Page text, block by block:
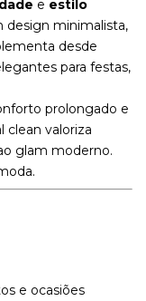
e estilo
design minimalista,
desde
para festas,
prolongado e
clean valoriza
glam moderno.
e ocasiões